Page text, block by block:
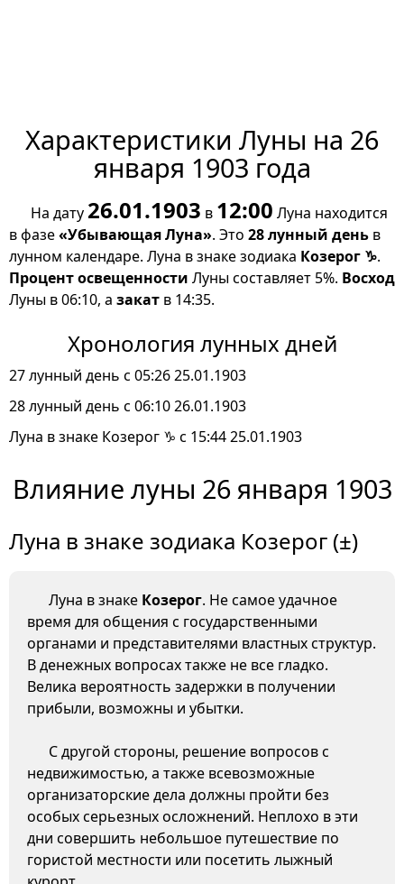
Характеристики Луны на 26
января 1903 года
На дату 26.01.1903 в 12:00 Луна находится
в фазе«Убывающая Луна». Это 28 лунный день в
лунном календаре. Луна в знаке зодиака Козерог ♑.
Процент освещенности Луны составляет 5%. Восход
Луны в 06:10, а закат в 14:35.
Хронология лунных дней
27 лунный день с 05:26 25.01.1903
28 лунный день с 06:10 26.01.1903
Луна в знаке Козерог ♑ с 15:44 25.01.1903
Влияние луны 26 января 1903
Луна в знаке зодиака Козерог (±)
Луна в знаке Козерог. Не самое удачное
время для общения с государственными
органами и представителями властных структур.
В денежных вопросах также не все гладко.
Велика вероятность задержки в получении
прибыли, возможны и убытки.
С другой стороны, решение вопросов с
недвижимостью, а также всевозможные
организаторские дела должны пройти без
особых серьезных осложнений. Неплохо в эти
дни совершить небольшое путешествие по
гористой местности или посетить лыжный